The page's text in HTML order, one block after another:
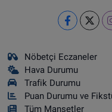
Nöbetçi Eczaneler
Hava Durumu
Trafik Durumu
Puan Durumu ve
Tüm Manşetler